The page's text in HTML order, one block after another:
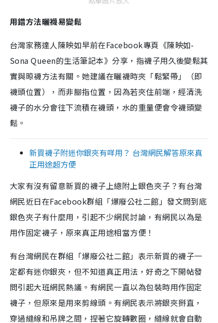
用錯方法曬襪易變鬆
台灣家務達人陳映如早前在Facebook專頁《陳映如-
Sona Queen的生活筆記本》分享，指襪子用久後變鬆其
實與晾襪方法有關。她建議在曬襪時夾「鬆緊帶」（即
襪頭位置），而非腳指位置，因為若夾住前端，經清洗
襪子的水分會往下流積在襪頭，水的重量便會令襪頭變
鬆。
新買襪子附迷你銀夾有咩用？ 台灣網民解答原來真
正用途超方便
大家有沒有留意新買的襪子上總附上銀色夾子？有台灣
網民近日在Facebook群組「爆廢公社二館」發文問到底
銀色夾子有什麼用，引起不少網民討論，有網民以為是
用作固定襪子，原來真正用途相當方便！
有台灣網民在群組「爆廢公社二館」表示新買的襪子一
定都有迷你銀夾，但不知道真正用法，好奇之下開帖發
問引起大班網民熱議。有網民一直以為包裝時用作固定
襪子，但原來是用來剪線頭。有網民表示將銀夾掰直，
穿過縫線和吊牌之間，捏著它旋轉數圈，縫線就會自動